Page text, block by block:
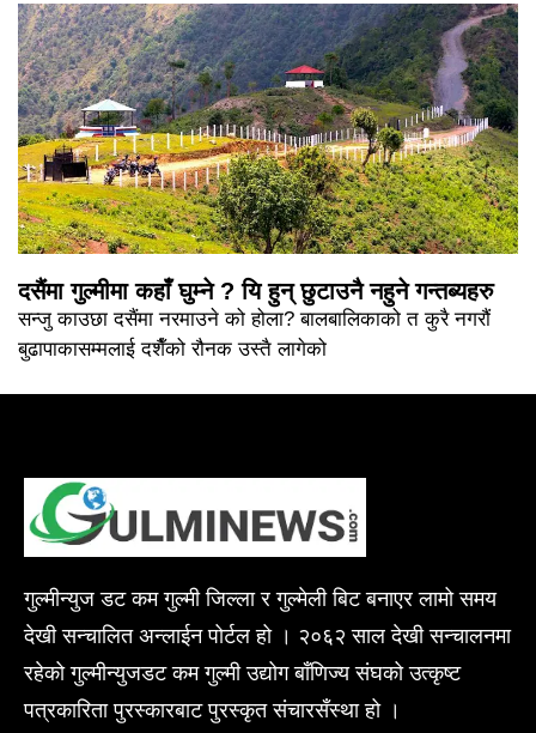
दसैंमा गुल्मीमा कहाँ घुम्ने ? यि हुन् छुटाउनै नहुने गन्तब्यहरु
सन्जु काउछा दसैंमा नरमाउने को होला? बालबालिकाको त कुरै नगरौं
बुढापाकासम्मलाई दशैँको रौनक उस्तै लागेको
गुल्मीन्युज डट कम गुल्मी जिल्ला र गुल्मेली बिट बनाएर लामो समय
देखी सन्चालित अन्लाईन पोर्टल हो । २०६२ साल देखी सन्चालनमा
रहेको गुल्मीन्युजडट कम गुल्मी उद्योग बाँणिज्य संघको उत्कृष्ट
पत्रकारिता पुरस्कारबाट पुरस्कृत संचारसँस्था हो ।